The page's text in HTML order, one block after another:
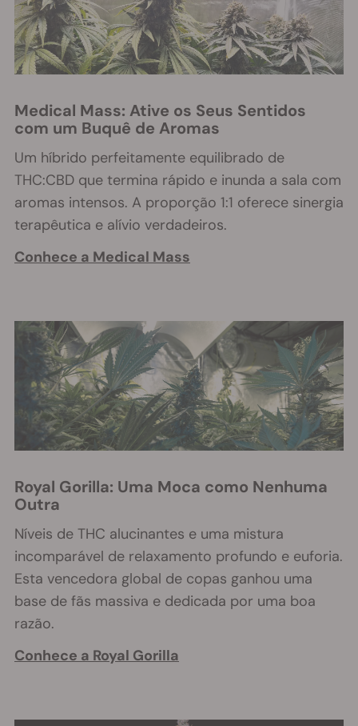
Medical Mass: Ative os Seus Sentidos
com um Buquê de Aromas
Um híbrido perfeitamente equilibrado de
THC:CBD que termina rápido e inunda a sala com
aromas intensos. A proporção 1:1 oferece sinergia
terapêutica e alívio verdadeiros.
Conhece a Medical Mass
Royal Gorilla: Uma Moca como Nenhuma
Outra
Níveis de THC alucinantes e uma mistura
incomparável de relaxamento profundo e euforia.
Esta vencedora global de copas ganhou uma
base de fãs massiva e dedicada por uma boa
razão.
Conhece a Royal Gorilla